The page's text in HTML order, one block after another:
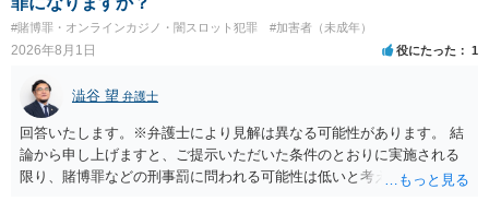
#賭博罪・オンラインカジノ・闇スロット犯罪 #加害者（未成年）
2026年8月1日 役にたった 1
澁谷 望 弁護士
回答いたします。※弁護士により見解は異なる可能性があります。 結
論から申し上げますと、ご提示いただいた条件のとおりに実施される
限り、賭博罪などの刑事罰に問われる可能性は低いと考えられます